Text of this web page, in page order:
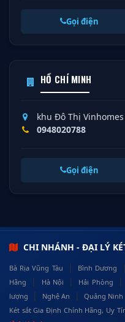
Gọi điện
HỒ CHÍ MINH
khu Đô Thị
0948020788
Gọi điện
CHI NHÁNH - ĐẠI LÝ
Bà Rịa Vũng Tàu | Bình Dương |
Hãng
| Hà Nội | Hải Phòng |
lượng
| Nghệ An | Quảng Ninh
Két sắt Gia Định Chính Hãng, Uy